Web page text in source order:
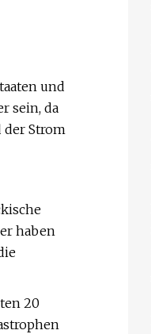
und
sein, da
der Strom
haben
20